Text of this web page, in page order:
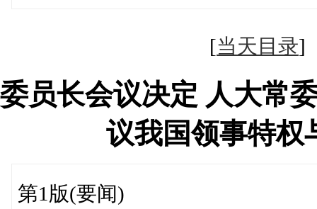
[当天目录
委员长会议决定 人大常
议我国领事特权
第1版(要闻)